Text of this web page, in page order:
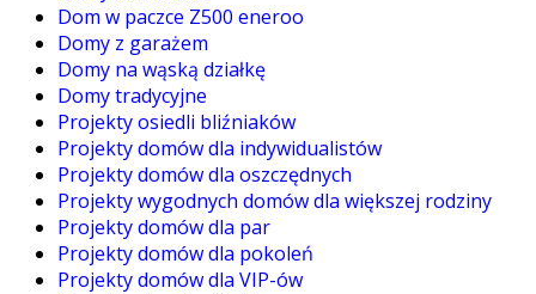
Dom w paczce Z500 eneroo
Domy z garażem
Domy na wąską działkę
Domy tradycyjne
Projekty osiedli bliźniaków
Projekty domów dla indywidualistów
Projekty domów dla oszczędnych
Projekty wygodnych domów dla większej rodziny
Projekty domów dla par
Projekty domów dla pokoleń
Projekty domów dla VIP-ów